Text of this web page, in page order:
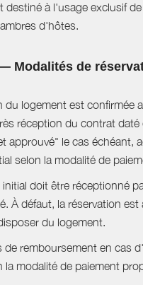
destiné à l'usage exclusif
d'hôtes.
Modalités de
du logement est confirmée
réception du contrat daté
approuvé" le cas échéant,
selon la modalité de
initial doit être réceptionné
À défaut, la réservation est
du logement.
de remboursement en cas
la modalité de paiement